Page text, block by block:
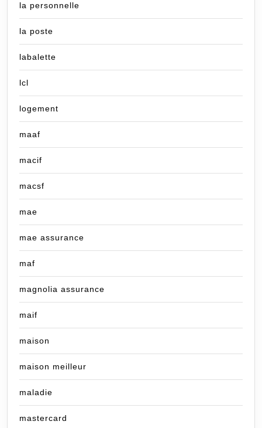
la personnelle
la poste
labalette
lcl
logement
maaf
macif
macsf
mae
mae assurance
maf
magnolia assurance
maif
maison
maison meilleur
maladie
mastercard